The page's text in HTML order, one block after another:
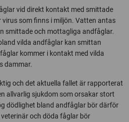
vid direkt kontakt med smittade
som finns i miljön. Vatten antas
smittade och mottagliga andfåglar.
vilda andfåglar kan smittan
kommer i kontakt med vilda
dammar.
och det aktuella fallet är rapporterat
allvarlig sjukdom som orsakar stort
dödlighet bland andfåglar bör därför
och döda fåglar bör